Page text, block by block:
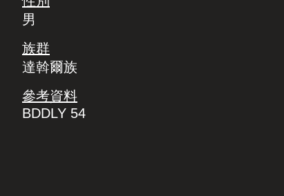
男
族群
達斡爾族
參考資料
BDDLY 54